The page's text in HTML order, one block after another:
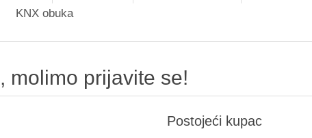
KNX obuka
molimo prijavite se!
Postojeći kupac